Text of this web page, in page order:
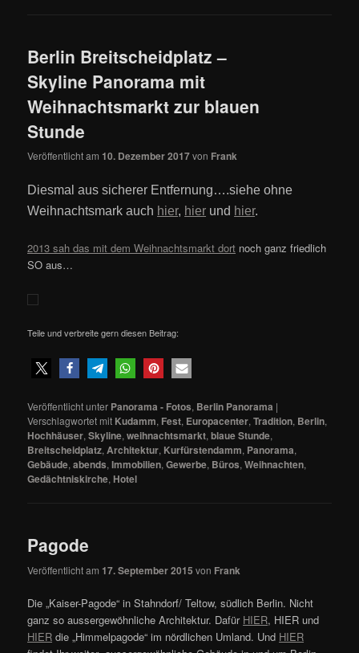
Berlin Breitscheidplatz –
Skyline Panorama mit
Weihnachtsmarkt zur blauen
Stunde
Veröffentlicht am 10. Dezember 2017von Frank
Diesmal aus sicherer Entfernung….siehe ohne
Weihnachtsmark auch hier, hier und hier.
2013 sah das mit dem Weihnachtsmarkt dort noch ganz friedlich
SO aus…
Teile und verbreite gern diesen Beitrag:
Veröffentlicht unter Panorama - Fotos, Berlin Panorama |
Verschlagwortet mit Kudamm, Fest, Europacenter,Tradition, Berlin,
Hochhäuser,Skyline,weihnachtsmarkt,blaue Stunde,
Breitscheidplatz, Architektur, Kurfürstendamm, Panorama,
Gebäude,abends,Immobilien,Gewerbe, Büros,Weihnachten,
Gedächtniskirche, Hotel
Pagode
Veröffentlicht am 17. September 2015 von Frank
Die „Kaiser-Pagode“ in Stahndorf/ Teltow, südlich Berlin. Nicht
ganz so aussergewöhnliche Architektur. Dafür HIER, HIER und
HIER die „Himmelpagode“ im nördlichen Umland. Und HIER